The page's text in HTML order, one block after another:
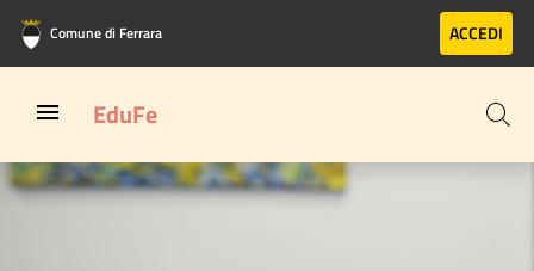
Vai al contenuto principale
Vai al footer
Comune di Ferrara ACCEDI
EduFe